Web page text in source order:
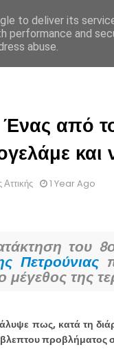
Ένας από
και
1 Year Ago
του
Πετρούνιας
της
πως, κατά τη
to deliver its
performance and
abuse.